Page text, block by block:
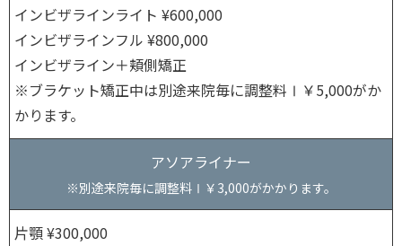
インビザラインライト ¥600,000
インビザラインフル ¥800,000
インビザライン＋頬側矯正
※ブラケット矯正中は別途来院毎に調整料Ⅰ￥5,000がか
かります。
アソアライナー
※別途来院毎に調整料Ⅰ￥3,000がかかります。
片顎 ¥300,000